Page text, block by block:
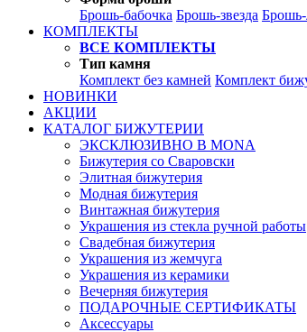
Брошь-бабочка Брошь-звезда Брошь-
КОМПЛЕКТЫ
ВСЕ КОМПЛЕКТЫ
Тип камня
Комплект без камней Комплект
НОВИНКИ
АКЦИИ
КАТАЛОГ БИЖУТЕРИИ
ЭКСКЛЮЗИВНО В MONA
Бижутерия со Сваровски
Элитная бижутерия
Модная бижутерия
Винтажная бижутерия
Украшения из стекла ручной работы
Свадебная бижутерия
Украшения из жемчуга
Украшения из керамики
Вечерняя бижутерия
ПОДАРОЧНЫЕ СЕРТИФИКАТЫ
Аксессуары